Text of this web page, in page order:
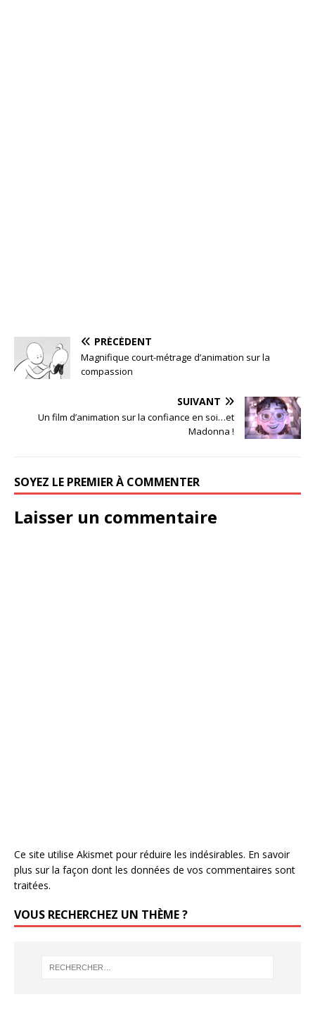
PRÉCÉDENT
Magnifique court-métrage d’animation sur la
compassion
SUIVANT
Un film d’animation sur la confiance en soi…et
Madonna !
SOYEZ LE PREMIER À COMMENTER
Laisser un commentaire
Ce site utilise Akismet pour réduire les indésirables. En savoir
plus sur la façon dont les données de vos commentaires sont
traitées.
VOUS RECHERCHEZ UN THÈME ?